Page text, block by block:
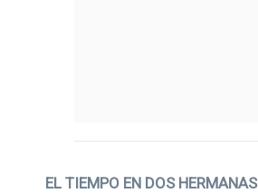
EL TIEMPO EN DOS HERMANAS